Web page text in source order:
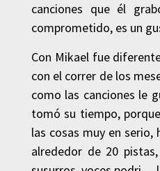
canciones que él
comprometido, es un
Con Mikael fue
con el correr de los
como las canciones le
tomó su tiempo,
las cosas muy en
alrededor de 20